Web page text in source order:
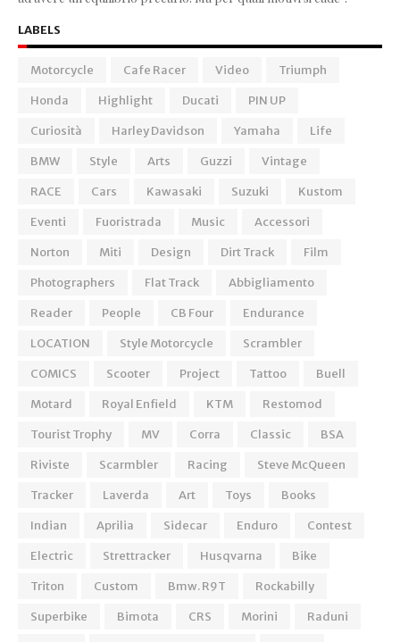
LABELS
Motorcycle Cafe Racer Video
Triumph
Honda
Highlight Ducati
PIN UP
Curiosità
Harley Davidson Yamaha
Life
BMW
Style Arts Guzzi
Vintage
RACE
Cars Kawasaki Suzuki
Kustom
Eventi
Fuoristrada Music
Accessori
Norton
Miti Design Dirt Track
Film
Photographers
Flat Track
Abbigliamento
Reader
People CB Four
Endurance
LOCATION
Style Motorcycle
Scrambler
COMICS
Scooter Project Tattoo
Buell
Motard
Royal Enfield KTM
Restomod
Tourist Trophy
MV Corra Classic
BSA
Riviste
Scarmbler Racing
Steve McQueen
Tracker
Laverda Art Toys
Books
Indian
Aprilia Sidecar Enduro
Contest
Electric
Strettracker Husqvarna
Bike
Triton
Custom Bmw. R9T
Rockabilly
Superbike
Bimota CRS Morini
Raduni